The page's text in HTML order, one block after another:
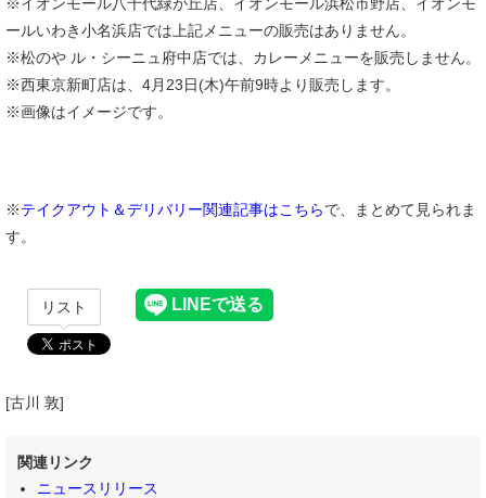
ールいわき小名浜店では上記メニューの販売はありません。
※松のや ル・シーニュ府中店では、カレーメニューを販売しません。
※西東京新町店は、4月23日(木)午前9時より販売します。
※画像はイメージです。
※テイクアウト＆デリバリー関連記事はこちらで、まとめて見られま
す。
リスト
[古川 敦]
関連リンク
ニュースリリース